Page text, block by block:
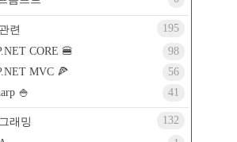
련
195
CORE 🍔
98
MVC 🍕
56
🍚
41
래밍
132